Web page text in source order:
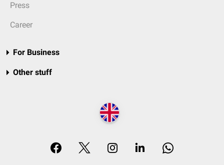
Press
Career
For Business
Other stuff